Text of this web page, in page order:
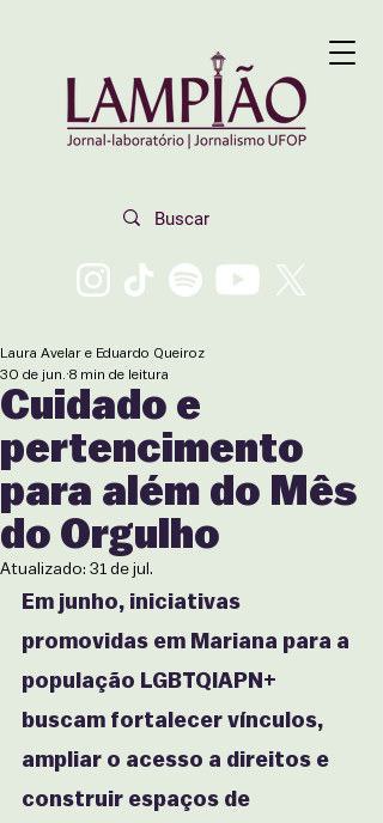
Cuidado e
pertencimento
para além do Mês
do Orgulho
Laura Avelar e Eduardo Queiroz
30 de jun. 8 min de leitura
Atualizado: 31 de jul.
Em junho, iniciativas
promovidas em Mariana para a
população LGBTQIAPN+
buscam fortalecer vínculos,
ampliar o acesso a direitos e
construir espaços de